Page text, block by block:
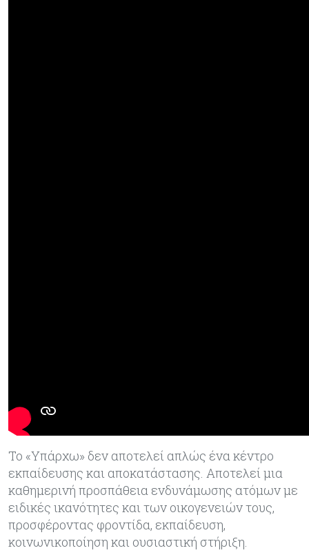
Το «Υπάρχω» δεν αποτελεί απλώς ένα κέντρο
εκπαίδευσης και αποκατάστασης. Αποτελεί μια
καθημερινή προσπάθεια ενδυνάμωσης ατόμων με
ειδικές ικανότητες και των οικογενειών τους,
προσφέροντας φροντίδα, εκπαίδευση,
κοινωνικοποίηση και ουσιαστική στήριξη.